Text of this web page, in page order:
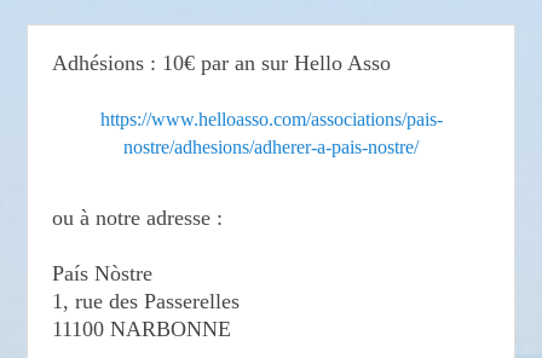
Adhésions : 10€ par an sur Hello Asso
https://www.helloasso.com/associations/pais-
nostre/adhesions/adherer-a-pais-nostre/
ou à notre adresse :
País Nòstre
1, rue des Passerelles
11100 NARBONNE